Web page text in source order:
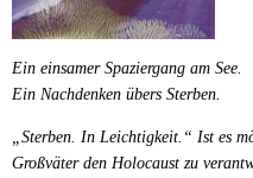
Ein einsamer Spaziergang am See.
Ein Nachdenken übers Sterben.
„Sterben. In Leichtigkeit.“ Ist es
Großväter den Holocaust zu